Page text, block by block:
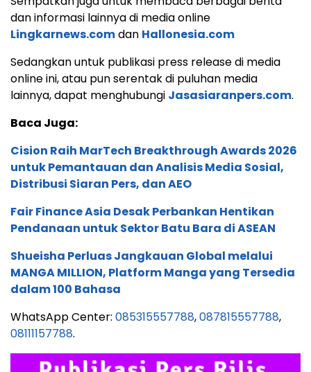
dan informasi lainnya di media online
Lingkarnews.comdan Hallonesia.com
Sedangkan untuk publikasi press release di media
online ini, atau pun serentak di puluhan media
lainnya, dapat menghubungi Jasasiaranpers.com.
Baca Juga:
Cision Raih MarTech Breakthrough Awards 2026
untuk Pemantauan dan Analisis Media Sosial,
Distribusi Siaran Pers, dan AEO
Fair Finance Asia Desak Perbankan Hentikan
Pendanaan untuk Sektor Batu Bara di ASEAN
Shueisha Perluas Jangkauan Global melalui
MANGA MILLION, Platform Manga yang Tersedia
dalam 100 Bahasa
WhatsApp Center: 085315557788,087815557788,
08111157788.